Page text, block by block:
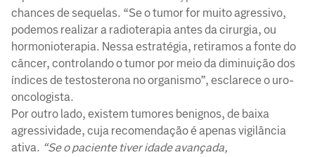
chances de sequelas. “Se o tumor for muito agressivo,
podemos realizar a radioterapia antes da cirurgia, ou
hormonioterapia. Nessa estratégia, retiramos a fonte do
câncer, controlando o tumor por meio da diminuição dos
índices de testosterona no organismo”, esclarece o uro-
oncologista.
Por outro lado, existem tumores benignos, de baixa
agressividade, cuja recomendação é apenas vigilância
ativa. “Se o paciente tiver idade avançada,